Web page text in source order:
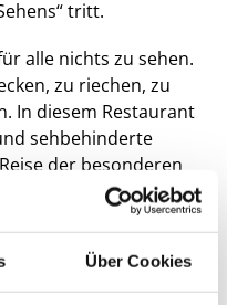
Über Cookies
tritt.
alle nichts zu sehen.
zu rie­chen, zu
In diesem Restaurant
sehbehinderte
der besonderen
Programmen – für
Erweiterung
I74.00